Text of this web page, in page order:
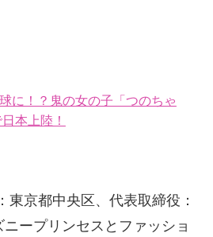
に！？鬼の女の子「つのちゃ
本上陸！
東京都中央区、代表取締役：
ープリンセスとファッショ